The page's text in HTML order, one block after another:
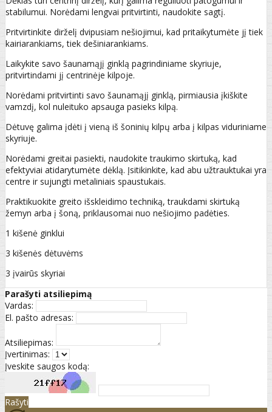
stabilumui. Norėdami lengvai pritvirtinti, naudokite sagtį.
Pritvirtinkite dirželį dvipusiam nešiojimui, kad pritaikytumėte jį tiek
kairiarankiams, tiek dešiniarankiams.
Laikykite savo šaunamąjį ginklą pagrindiniame skyriuje,
pritvirtindami jį centrinėje kilpoje.
Norėdami pritvirtinti savo šaunamąjį ginklą, pirmiausia įkiškite
vamzdį, kol nuleituko apsauga pasieks kilpą.
Dėtuvę galima įdėti į vieną iš šoninių kilpų arba į kilpas viduriniame
skyriuje.
Norėdami greitai pasiekti, naudokite traukimo skirtuką, kad
efektyviai atidarytumėte dėklą. Įsitikinkite, kad abu užtrauktukai yra
centre ir sujungti metaliniais spaustukais.
Praktikuokite greito išskleidimo techniką, traukdami skirtuką
žemyn arba į šoną, priklausomai nuo nešiojimo padėties.
1 kišenė ginklui
3 kišenės dėtuvėms
3 įvairūs skyriai
Parašyti atsiliepimą
Vardas:
El. pašto adresas:
Atsiliepimas:
Įvertinimas:
Įveskite saugos kodą:
Rašyti